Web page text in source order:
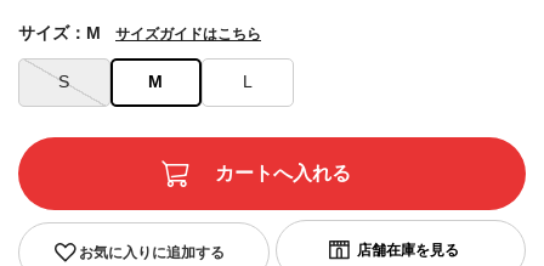
S M L
サイズ：M サイズガイドはこちら
お気に入りに追加する